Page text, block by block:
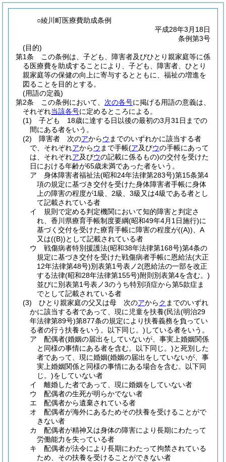
○綾川町医療費助成条例
平成28年3月18日
条例第3号
(目的)
第1条
この条例は、子ども、障害者及びひとり親家庭等に係
る医療費を助成することにより、子ども、障害者、ひとり
親家庭等の保健の向上に寄与するとともに、福祉の増進を
図ることを目的とする。
(用語の定義)
第2条
この条例において、 次の各号に掲げる用語の意義は、
それぞれ当該各号に定めるところによる。
(1)
子ども 18歳に達する日以後の最初の3月31日までの
間にある者をいう。
(2)
障害者 次のアからウ までのいずれかに該当する者
で、それぞれアからウ まで手帳(ア及びウの手帳にあって
は、それぞれア及びウの記載に係るもの)の交付を受けた
日における年齢が65歳未満であった者をいう。
ア
身体障害者福祉法(昭和24年法律第283号)第15条第4
項の規定に基づき交付を受けた身体障害者手帳に身体
上の障害の程度が1級、2級、3級又は4級である者とし
て記載されている者
イ
規則で定める判定機関において知的障害と判定さ
れ、香川県療育手帳制度要綱(昭和49年4月1日施行)に
基づく交付を受けた療育手帳に障害の程度が((A)) 、A
又は((B))として記載されている者
ウ
戦傷病者特別援護法(昭和38年法律第168号)第4条の
規定に基づき交付を受けた戦傷病者手帳に恩給法(大正
12年法律第48号)別表第1号表ノ2(恩給法の一部を改正
する法律(昭和28年法律第155号)附則別表第4を含む。)
並びに別表第1号表ノ3のうち特別項症から第5款症ま
でとして記載されている者
(3)
ひとり親家庭の父又は母 次のアからク までのいずれ
かに該当する者であって、現に児童を扶養(民法(明治29
年法律第89号)第877条の規定により扶養義務を負ってい
る者の行う扶養をいう。以下同じ。) している者をいう。
ア
配偶者(婚姻の届出をしていないが、事実上婚姻関係
と同様の事情にある者を含む。以下同じ。)と死別した
者であって、現に婚姻(婚姻の届出をしていないが、事
実上婚姻関係と同様の事情にある場合を含む。以下同
じ。)をしていない者
イ
離婚した者であって、現に婚姻をしていない者
ウ
配偶者の生死が明らかでない者
エ
配偶者から遺棄されている者
オ
配偶者が海外にあるためその扶養を受けることがで
きない者
カ
配偶者が精神又は身体の障害により長期にわたって
労働能力を失っている者
キ
配偶者が法令により長期にわたって拘禁されている
ため、その扶養を受けることができない者